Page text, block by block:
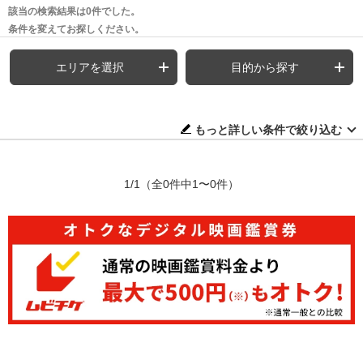
該当の検索結果は0件でした。
条件を変えてお探しください。
エリアを選択 目的から探す
もっと詳しい条件で絞り込む
1/1 （全0件中1〜0件）